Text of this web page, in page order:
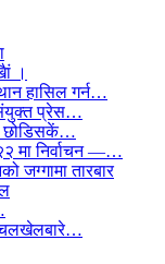
।
हासिल गर्न…
प्रेस…
छोडिसकें…
मा निर्वाचन —…
जग्गामा तारबार
चलखेलबारे…